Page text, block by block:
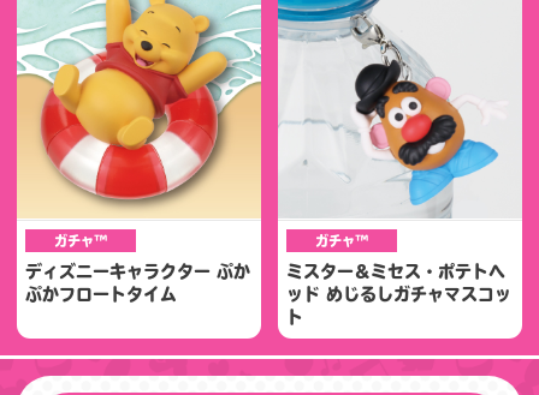
ガチャ™
ディズニーキャラクター ぷか
ぷかフロートタイム
ガチャ™
ミスター＆ミセス・ポテトヘ
ッド めじるしガチャマスコッ
ト